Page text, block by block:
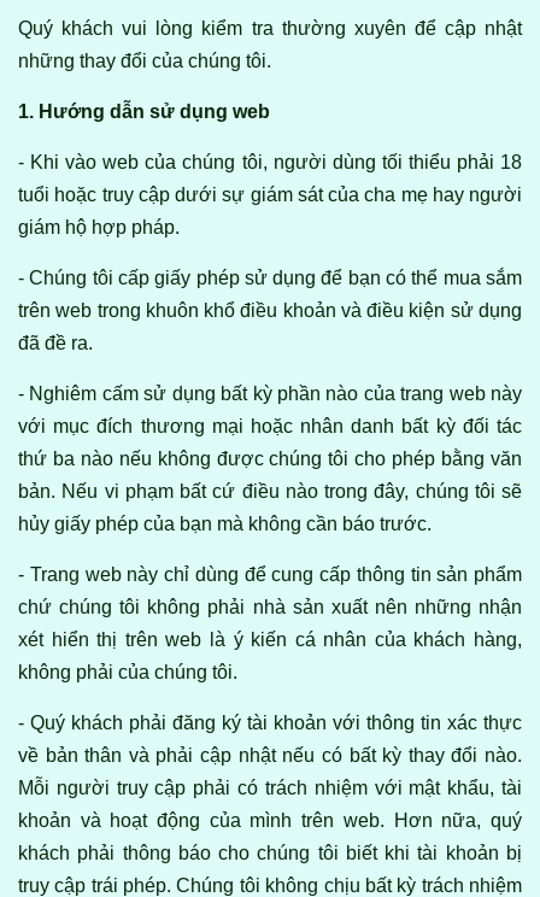
Quý khách vui lòng kiểm tra thường xuyên để cập nhật
những thay đổi của chúng tôi.
1. Hướng dẫn sử dụng web
- Khi vào web của chúng tôi, người dùng tối thiểu phải 18
tuổi hoặc truy cập dưới sự giám sát của cha mẹ hay người
giám hộ hợp pháp.
- Chúng tôi cấp giấy phép sử dụng để bạn có thể mua sắm
trên web trong khuôn khổ điều khoản và điều kiện sử dụng
đã đề ra.
- Nghiêm cấm sử dụng bất kỳ phần nào của trang web này
với mục đích thương mại hoặc nhân danh bất kỳ đối tác
thứ ba nào nếu không được chúng tôi cho phép bằng văn
bản. Nếu vi phạm bất cứ điều nào trong đây, chúng tôi sẽ
hủy giấy phép của bạn mà không cần báo trước.
- Trang web này chỉ dùng để cung cấp thông tin sản phẩm
chứ chúng tôi không phải nhà sản xuất nên những nhận
xét hiển thị trên web là ý kiến cá nhân của khách hàng,
không phải của chúng tôi.
- Quý khách phải đăng ký tài khoản với thông tin xác thực
về bản thân và phải cập nhật nếu có bất kỳ thay đổi nào.
Mỗi người truy cập phải có trách nhiệm với mật khẩu, tài
khoản và hoạt động của mình trên web. Hơn nữa, quý
khách phải thông báo cho chúng tôi biết khi tài khoản bị
truy cập trái phép. Chúng tôi không chịu bất kỳ trách nhiệm